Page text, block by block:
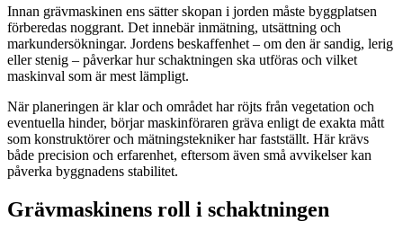
Innan grävmaskinen ens sätter skopan i jorden måste byggplatsen
förberedas noggrant. Det innebär inmätning, utsättning och
markundersökningar. Jordens beskaffenhet – om den är sandig, lerig
eller stenig – påverkar hur schaktningen ska utföras och vilket
maskinval som är mest lämpligt.
När planeringen är klar och området har röjts från vegetation och
eventuella hinder, börjar maskinföraren gräva enligt de exakta mått
som konstruktörer och mätningstekniker har fastställt. Här krävs
både precision och erfarenhet, eftersom även små avvikelser kan
påverka byggnadens stabilitet.
Grävmaskinens roll i schaktningen